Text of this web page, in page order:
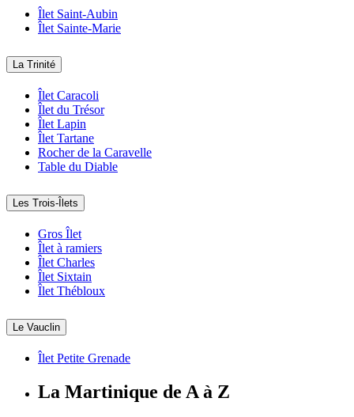
Îlet Saint-Aubin
Îlet Sainte-Marie
La Trinité
Îlet Caracoli
Îlet du Trésor
Îlet Lapin
Îlet Tartane
Rocher de la Caravelle
Table du Diable
Les Trois-Îlets
Gros Îlet
Îlet à ramiers
Îlet Charles
Îlet Sixtain
Îlet Thébloux
Le Vauclin
Îlet Petite Grenade
La Martinique de A à Z